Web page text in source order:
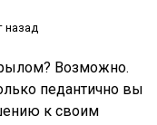
назад
Возможно.
педантично вы
к своим